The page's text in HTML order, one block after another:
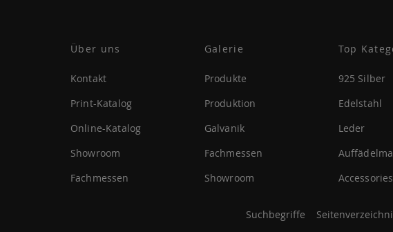
Über uns
Kontakt
Print-Katalog
Online-Katalog
Showroom
Fachmessen
Galerie
Produkte
Produktion
Galvanik
Fachmessen
Showroom
Top
925 Silber
Edelstahl
Leder
Accessories
Suchbegriffe